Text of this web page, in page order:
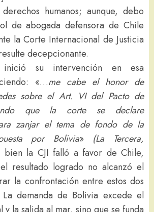
humanos; aunque, debo
de abogada defensora de Chile
la Corte Internacional de Justicia
decepcionante.
su intervención en esa
«…me cabe el honor de
sobre el Art. VI del Pacto de
que la corte se declare
zanjar el tema de fondo de la
por Bolivia» (La Tercera,
bien la CJI falló a favor de Chile,
resultado logrado no alcanzó el
la confrontación entre estos dos
La demanda de Bolivia excede el